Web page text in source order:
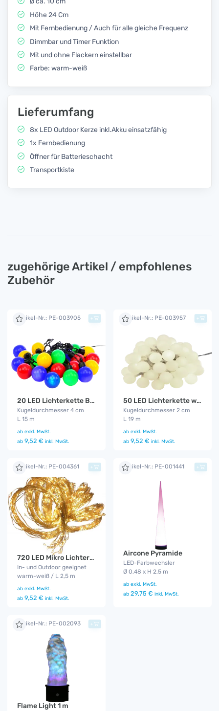
Höhe 24 Cm
Mit Fernbedienung / Auch für alle gleiche Frequenz
Dimmbar und Timer Funktion
Mit und ohne Flackern einstellbar
Farbe: warm-weiß
Lieferumfang
8x LED Outdoor Kerze inkl.Akku einsatzfähig
1x Fernbedienung
Öffner für Batterieschacht
Transportkiste
zugehörige Artikel / empfohlenes
Zubehör
Artikel-Nr.: PE-003905
20 LED Lichterkette Bunt
Kugeldurchmesser 4 cm
L 15 m
ab exkl. MwSt.
ab 9,52 € inkl. MwSt.
+ Artikel-Nr.: PE-003957
50 LED Lichterkette warm - weiß
Kugeldurchmesser 2 cm
L 19 m
ab exkl. MwSt.
ab 9,52 € inkl. MwSt.
+
Artikel-Nr.: PE-004361
720 LED Mikro Lichterbündel
In- und Outdoor geeignet
warm-weiß / L 2,5 m
ab exkl. MwSt.
ab 9,52 € inkl. MwSt.
+ Artikel-Nr.: PE-001441
Aircone Pyramide
LED-Farbwechsler
Ø 0,48 x H 2,5 m
ab exkl. MwSt.
ab 29,75 € inkl. MwSt.
+
Artikel-Nr.: PE-002093
Flame Light 1 m
+